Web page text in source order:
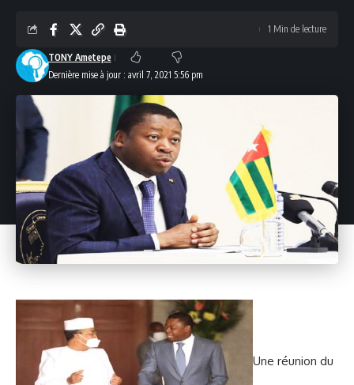
Dernière mise à jour : avril 7, 2021 5:56 pm
TONY Ametepe
1 Min de lecture
Une réunion du